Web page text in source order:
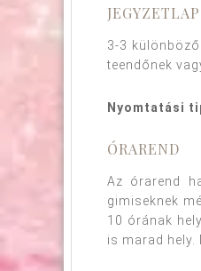
3-3
teendőnek
Nyomtatási
ÓRAREND
Az órarend
gimiseknek
10 órának
is marad hely.